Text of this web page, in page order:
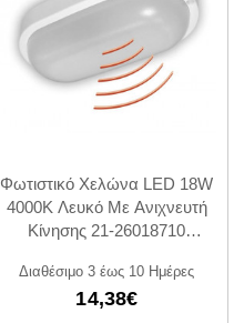
Φωτιστικό Χελώνα LED 18W
4000Κ Λευκό Με Ανιχνευτή
Κίνησης 21-26018710
Διαθέσιμο 3 έως 10 Ημέρες
14,38€